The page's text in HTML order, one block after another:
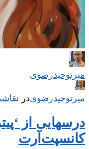
میر‌توحیدرضوی
میر‌توحیدرضویدر
درسهایی از
کانسپت‌آرت